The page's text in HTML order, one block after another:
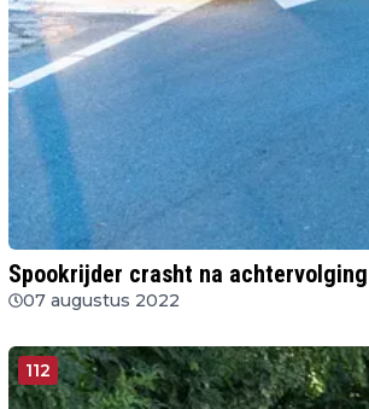
Spookrijder crasht na
07 augustus 2022
112